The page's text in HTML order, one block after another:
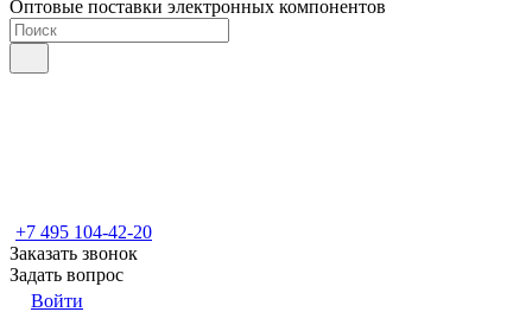
Оптовые поставки электронных компонентов
+7 495 104-42-20
Заказать звонок
Задать вопрос
Войти